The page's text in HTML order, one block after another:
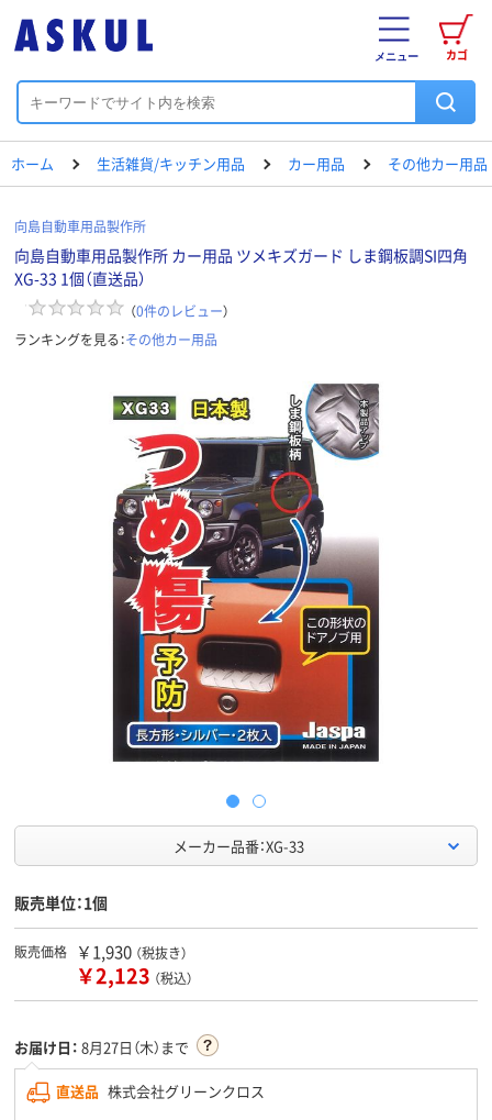
カゴ
メニュー
ホーム 生活雑貨/キッチン用品 カー用品 その他カー用品
向島自動車用品製作所
向島自動車用品製作所 カー用品 ツメキズガード しま鋼板調SI四角
XG-33 1個（直送品）
（0件のレビュー）
ランキングを見る：その他カー用品
メーカー品番：XG-33
販売単位：1個
販売価格 ￥1,930 （税抜き）
￥2,123 （税込）
お届け日： 8月27日（木）まで
直送品 株式会社グリーンクロス